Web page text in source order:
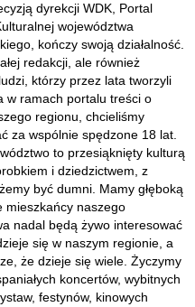
dyrekcji WDK, Portal
województwa
kończy swoją działalność.
redakcji, ale również
którzy przez lata tworzyli
w ramach portalu treści o
regionu, chcieliśmy
za wspólnie spędzone 18 lat.
to przesiąknięty kulturą
i dziedzictwem, z
być dumni. Mamy głęboką
mieszkańcy naszego
nadal będą żywo interesować
się w naszym regionie, a
że dzieje się wiele. Życzymy
koncertów, wybitnych
festynów, kinowych